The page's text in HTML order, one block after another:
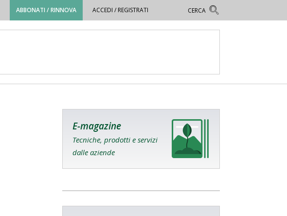
ABBONATI / RINNOVA ACCEDI / REGISTRATI
E-magazine
Tecniche, prodotti e servizi
dalle aziende